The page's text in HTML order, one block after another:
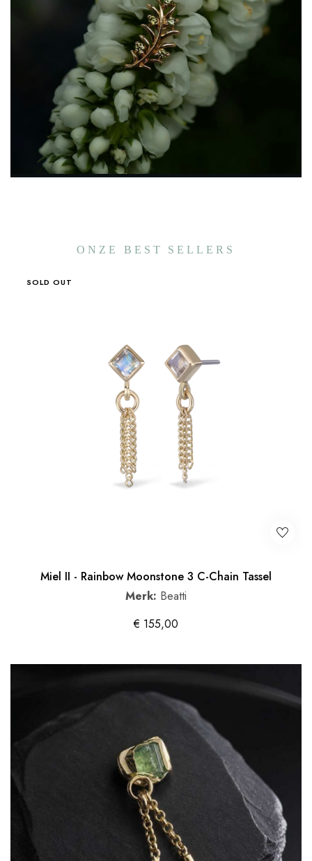
ONZE BEST SELLERS
SOLD OUT
Miel II - Rainbow Moonstone 3 C-Chain Tassel
Merk: Beatti
€ 155,00